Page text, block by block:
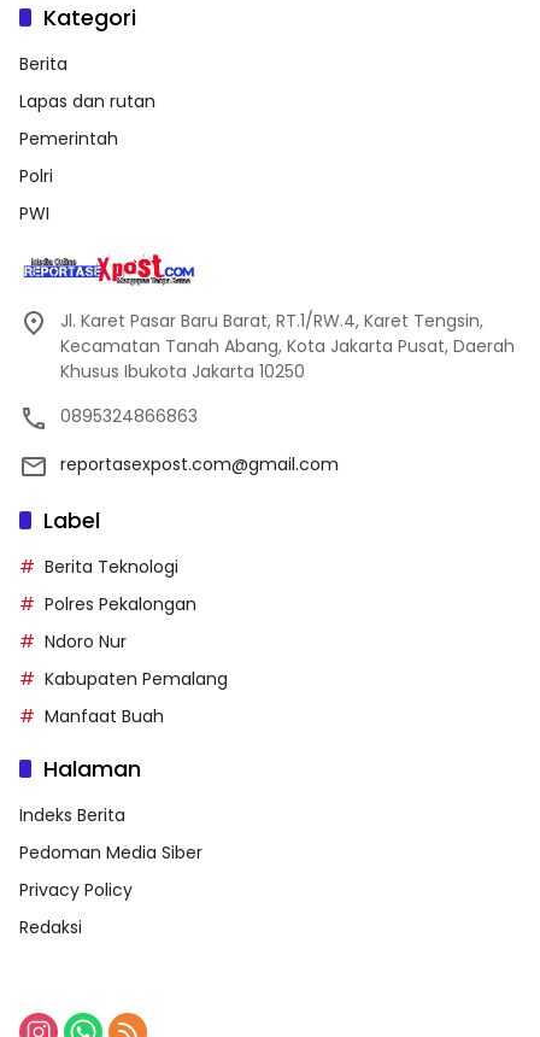
Kategori
Berita
Lapas dan rutan
Pemerintah
Polri
PWI
Jl. Karet Pasar Baru Barat, RT.1/RW.4, Karet Tengsin,
Kecamatan Tanah Abang, Kota Jakarta Pusat, Daerah
Khusus Ibukota Jakarta 10250
0895324866863
reportasexpost.com@gmail.com
Label
Berita Teknologi
Polres Pekalongan
Ndoro Nur
Kabupaten Pemalang
Manfaat Buah
Halaman
Indeks Berita
Pedoman Media Siber
Privacy Policy
Redaksi